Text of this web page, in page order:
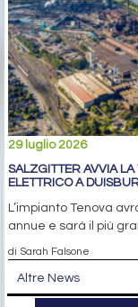
29 luglio 2026
SALZGITTER AVVIA
ELETTRICO A
L’impianto Tenova
annue e sarà il più
di Sarah Falsone
Altre News